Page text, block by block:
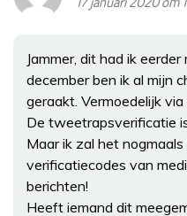
Jammer, dit had ik
december ben ik al mijn
geraakt. Vermoedelijk via
De tweetrapsverificatie
Maar ik zal het
verificatiecodes van
berichten!
Heeft iemand dit